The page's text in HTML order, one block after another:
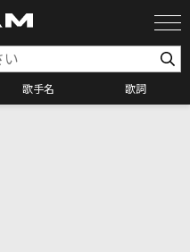
歌手名 歌詞